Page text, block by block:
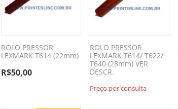
ROLO PRESSOR
LEXMARK T614 (22mm)
R$50,00
ROLO PRESSOR
LEXMARK T614/ T622/
T640 (28mm) VER
DESCR.
Preço por consulta